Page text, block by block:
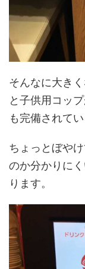
そんなに大き
と子供用コッ
も完備されてい
ちょっとぼや
のか分かりに
ります。